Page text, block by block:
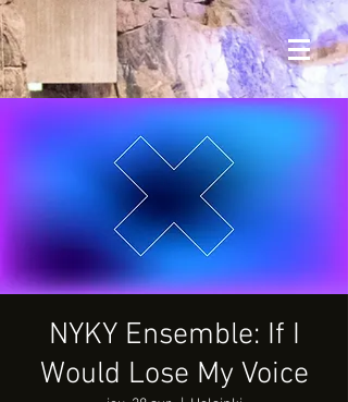
NYKY Ensemble: If I
Would Lose My Voice